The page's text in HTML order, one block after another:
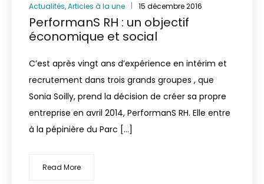
Actualités,Articles à la une 15 décembre 2016
PerformanS RH : un objectif
économique et social
C’est après vingt ans d’expérience en intérim et
recrutement dans trois grands groupes , que
Sonia Soilly, prend la décision de créer sa propre
entreprise en avril 2014, PerformanS RH. Elle entre
à la pépinière du Parc […]
Read More